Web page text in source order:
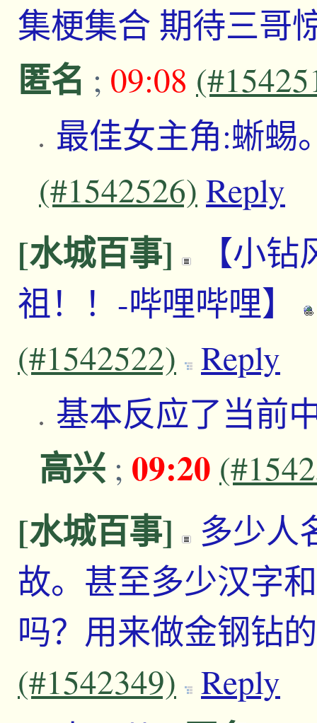
集梗集合 期待三哥
匿名 ; 09:08
最佳女主角:蜥蜴
(#1542526) Reply
[水城百事]
【小
祖！！-哔哩哔哩】
(#1542522) Reply
基本反应了当前
高兴 ; 09:20
[水城百事]
多少人
故。甚至多少汉字
吗？用来做金钢钻
(#1542349) Reply